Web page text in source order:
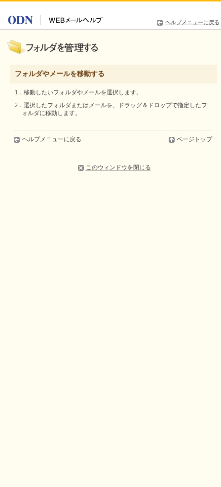
ヘルプメニューに戻る
フォルダやメールを移動する
1．移動したいフォルダやメールを選択します。
2．選択したフォルダまたはメールを、ドラッグ＆ドロップで指定したフ
ォルダに移動します。
ヘルプメニューに戻る ページトップ
このウィンドウを閉じる